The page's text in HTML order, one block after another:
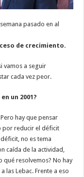
pasado en al
de crecimiento.
vamos a seguir
cada vez peor.
un 2001?
hay que pensar
por reducir el déficit
no es tema
caída de la actividad,
qué resolvemos? No hay
las Lebac. Frente a eso